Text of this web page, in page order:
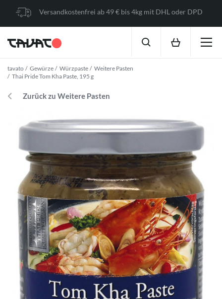
Versandkostenfrei ab 49 € bis 4kg mit DHL oder DPD
tavato Gewürze Würzpaste
Weitere Pasten
Thai Pride Tom Kha Paste, 195 g
Zurück zu Weitere Pasten